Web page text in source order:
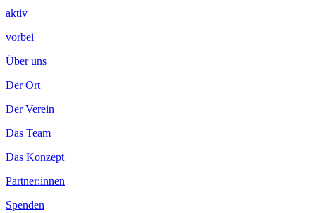
aktiv
vorbei
Über uns
Der Ort
Der Verein
Das Team
Das Konzept
Partner:innen
Spenden